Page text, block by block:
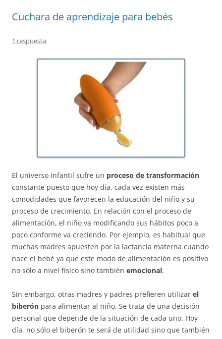
Cuchara de aprendizaje para bebés
1 respuesta
El universo infantil sufre un proceso de transformación
constante puesto que hoy día, cada vez existen más
comodidades que favorecen la educación del niño y su
proceso de crecimiento. En relación con el proceso de
alimentación, el niño va modificando sus hábitos poco a
poco conforme va creciendo. Por ejemplo, es habitual que
muchas madres apuesten por la lactancia materna cuando
nace el bebé ya que este modo de alimentación es positivo
no sólo a nivel físico sino también emocional.
Sin embargo, otras madres y padres prefieren utilizar el
biberón para alimentar al niño. Se trata de una decisión
personal que depende de la situación de cada uno. Hoy
día, no sólo el biberón te será de utilidad sino que también